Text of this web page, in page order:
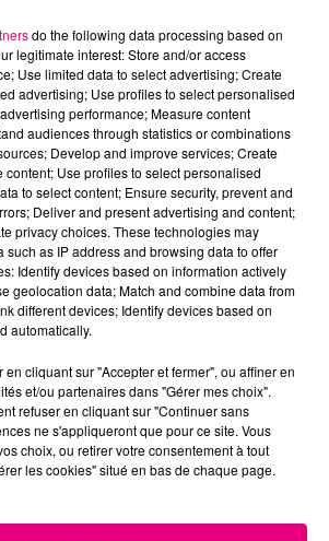
Lion Vierge
Scorpion Sagittaire
Verseau Poissons
do the following data processing based on
legitimate interest: Store and/or access
Use limited data to select advertising; Create
advertising; Use profiles to select personalised
performance; Measure content
audiences through statistics or combinations
Develop and improve services; Create
Use profiles to select personalised
to select content; Ensure security, prevent and
Deliver and present advertising and content;
privacy choices. These technologies may
such as IP address and browsing data to offer
Identify devices based on information actively
geolocation data; Match and combine data from
different devices; Identify devices based on
automatically.
en cliquant sur "Accepter et fermer", ou affiner en
et/ou partenaires dans "Gérer mes choix".
refuser en cliquant sur "Continuer sans
ne s'appliqueront que pour ce site. Vous
choix, ou retirer votre consentement à tout
les cookies" situé en bas de chaque page.